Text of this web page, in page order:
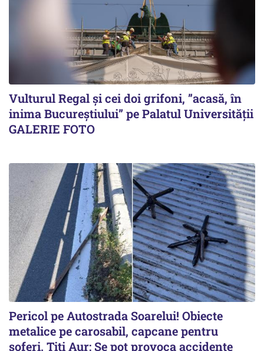
Vulturul Regal și cei doi grifoni, ”acasă, în
inima Bucureștiului” pe Palatul Universității
GALERIE FOTO
Pericol pe Autostrada Soarelui! Obiecte
metalice pe carosabil, capcane pentru
șoferi. Titi Aur: Se pot provoca accidente